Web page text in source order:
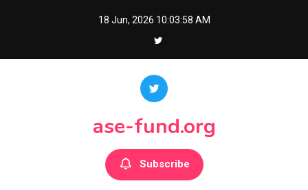
18 Jun, 2026 10:03:59 AM
ase-fund.org
Subscribe